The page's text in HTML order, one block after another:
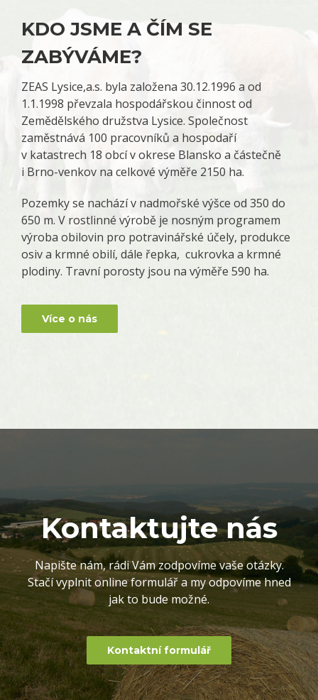
KDO JSME A ČÍM SE
ZABÝVÁME?
ZEAS Lysice,a.s. byla založena 30.12.1996 a od
1.1.1998 převzala hospodářskou činnost od
Zemědělského družstva Lysice. Společnost
zaměstnává 100 pracovníků a hospodaří
v katastrech 18 obcí v okrese Blansko a částečně
i Brno-venkov na celkové výměře 2150 ha.
Pozemky se nachází v nadmořské výšce od 350 do
650 m. V rostlinné výrobě je nosným programem
výroba obilovin pro potravinářské účely, produkce
osiv a krmné obilí, dále řepka, cukrovka a krmné
plodiny. Travní porosty jsou na výměře 590 ha.
Více o nás
Kontaktujte nás
Napište nám, rádi Vám zodpovíme vaše otázky.
Stačí vyplnit online formulář a my odpovíme hned
jak to bude možné.
Kontaktní formulář